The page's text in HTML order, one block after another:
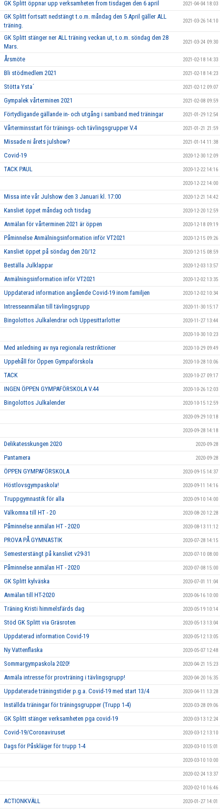
GK Splitt öppnar upp verksamheten from tisdagen den 6 april 2021-04-04 18:03
GK Splitt fortsatt nedstängt t.o.m. måndag den 5 April gäller ALL
träning.
2021-03-26 14:10
GK Splitt stänger ner ALL träning veckan ut, t.o.m. söndag den 28
Mars.
2021-03-24 09:30
Årsmöte 2021-02-18 14:33
Bli stödmedlem 2021 2021-02-18 14:23
Stötta Ysta´ 2021-02-12 09:07
Gympalek vårterminen 2021 2021-02-08 09:59
Förtydligande gällande in- och utgång i samband med träningar 2021-01-29 12:54
Vårterminsstart för tränings- och tävlingsgrupper V.4 2021-01-21 21:59
Missade ni årets julshow? 2021-01-14 11:38
Covid-19 2020-12-30 12:09
TACK PAUL 2020-12-22 14:16
2020-12-22 14:00
Missa inte vår Julshow den 3 Januari kl. 17:00 2020-12-21 14:42
Kansliet öppet måndag och tisdag 2020-12-20 12:59
Anmälan för vårterminen 2021 är öppen 2020-12-18 09:19
Påminnelse Anmälningsinformation inför VT2021 2020-12-15 09:26
Kansliet öppet på söndag den 20/12 2020-12-15 08:59
Beställa Julklappar 2020-12-03 13:57
Anmälningsinformation inför VT2021 2020-12-02 13:35
Uppdaterad information angående Covid-19 inom familjen 2020-12-02 10:34
Intresseanmälan till tävlingsgrupp 2020-11-30 15:17
Bingolottos Julkalendrar och Uppesittarlotter 2020-11-27 13:44
2020-10-30 10:23
Med anledning av nya regionala restriktioner 2020-10-29 09:49
Uppehåll för Öppen Gympaförskola 2020-10-28 10:06
TACK 2020-10-27 09:17
INGEN ÖPPEN GYMPAFÖRSKOLA V.44 2020-10-26 12:03
Bingolottos Julkalender 2020-10-15 12:59
2020-09-29 10:18
2020-09-28 14:18
Delikatesskungen 2020 2020-09-28
Pantamera 2020-09-28
ÖPPEN GYMPAFÖRSKOLA 2020-09-15 14:37
Höstlovsgympaskola! 2020-09-11 14:16
Truppgymnastik för alla 2020-09-10 14:00
Välkomna till HT - 20 2020-08-20 12:28
Påminnelse anmälan HT - 2020 2020-08-13 11:12
PROVA PÅ GYMNASTIK 2020-07-28 14:15
Semesterstängt på kansliet v29-31 2020-07-10 08:00
Påminnelse anmälan HT - 2020 2020-07-08 15:00
GK Splitt kylväska 2020-07-01 11:04
Anmälan till HT-2020 2020-06-16 10:00
Träning Kristi himmelsfärds dag 2020-05-19 10:14
Stöd GK Splitt via Gräsroten 2020-05-13 13:04
Uppdaterad information Covid-19 2020-05-12 13:05
Ny Vattenflaska 2020-05-07 12:48
Sommargympaskola 2020! 2020-04-21 15:23
Anmäla intresse för provträning i tävlingsgrupp! 2020-04-20 16:35
Uppdaterade träningstider p.g.a. Covid-19 med start 13/4 2020-04-11 13:28
Inställda träningar för träningsgrupper (Trupp 1-4) 2020-03-28 09:06
GK Splitt stänger verksamheten pga covid-19 2020-03-13 12:24
Covid-19/Coronaviruset 2020-03-12 13:10
Dags för Påskläger för trupp 1-4 2020-03-10 15:01
2020-03-10 10:00
2020-02-24 13:37
2020-02-10 16:46
ACTIONKVÄLL 2020-01-27 14:01